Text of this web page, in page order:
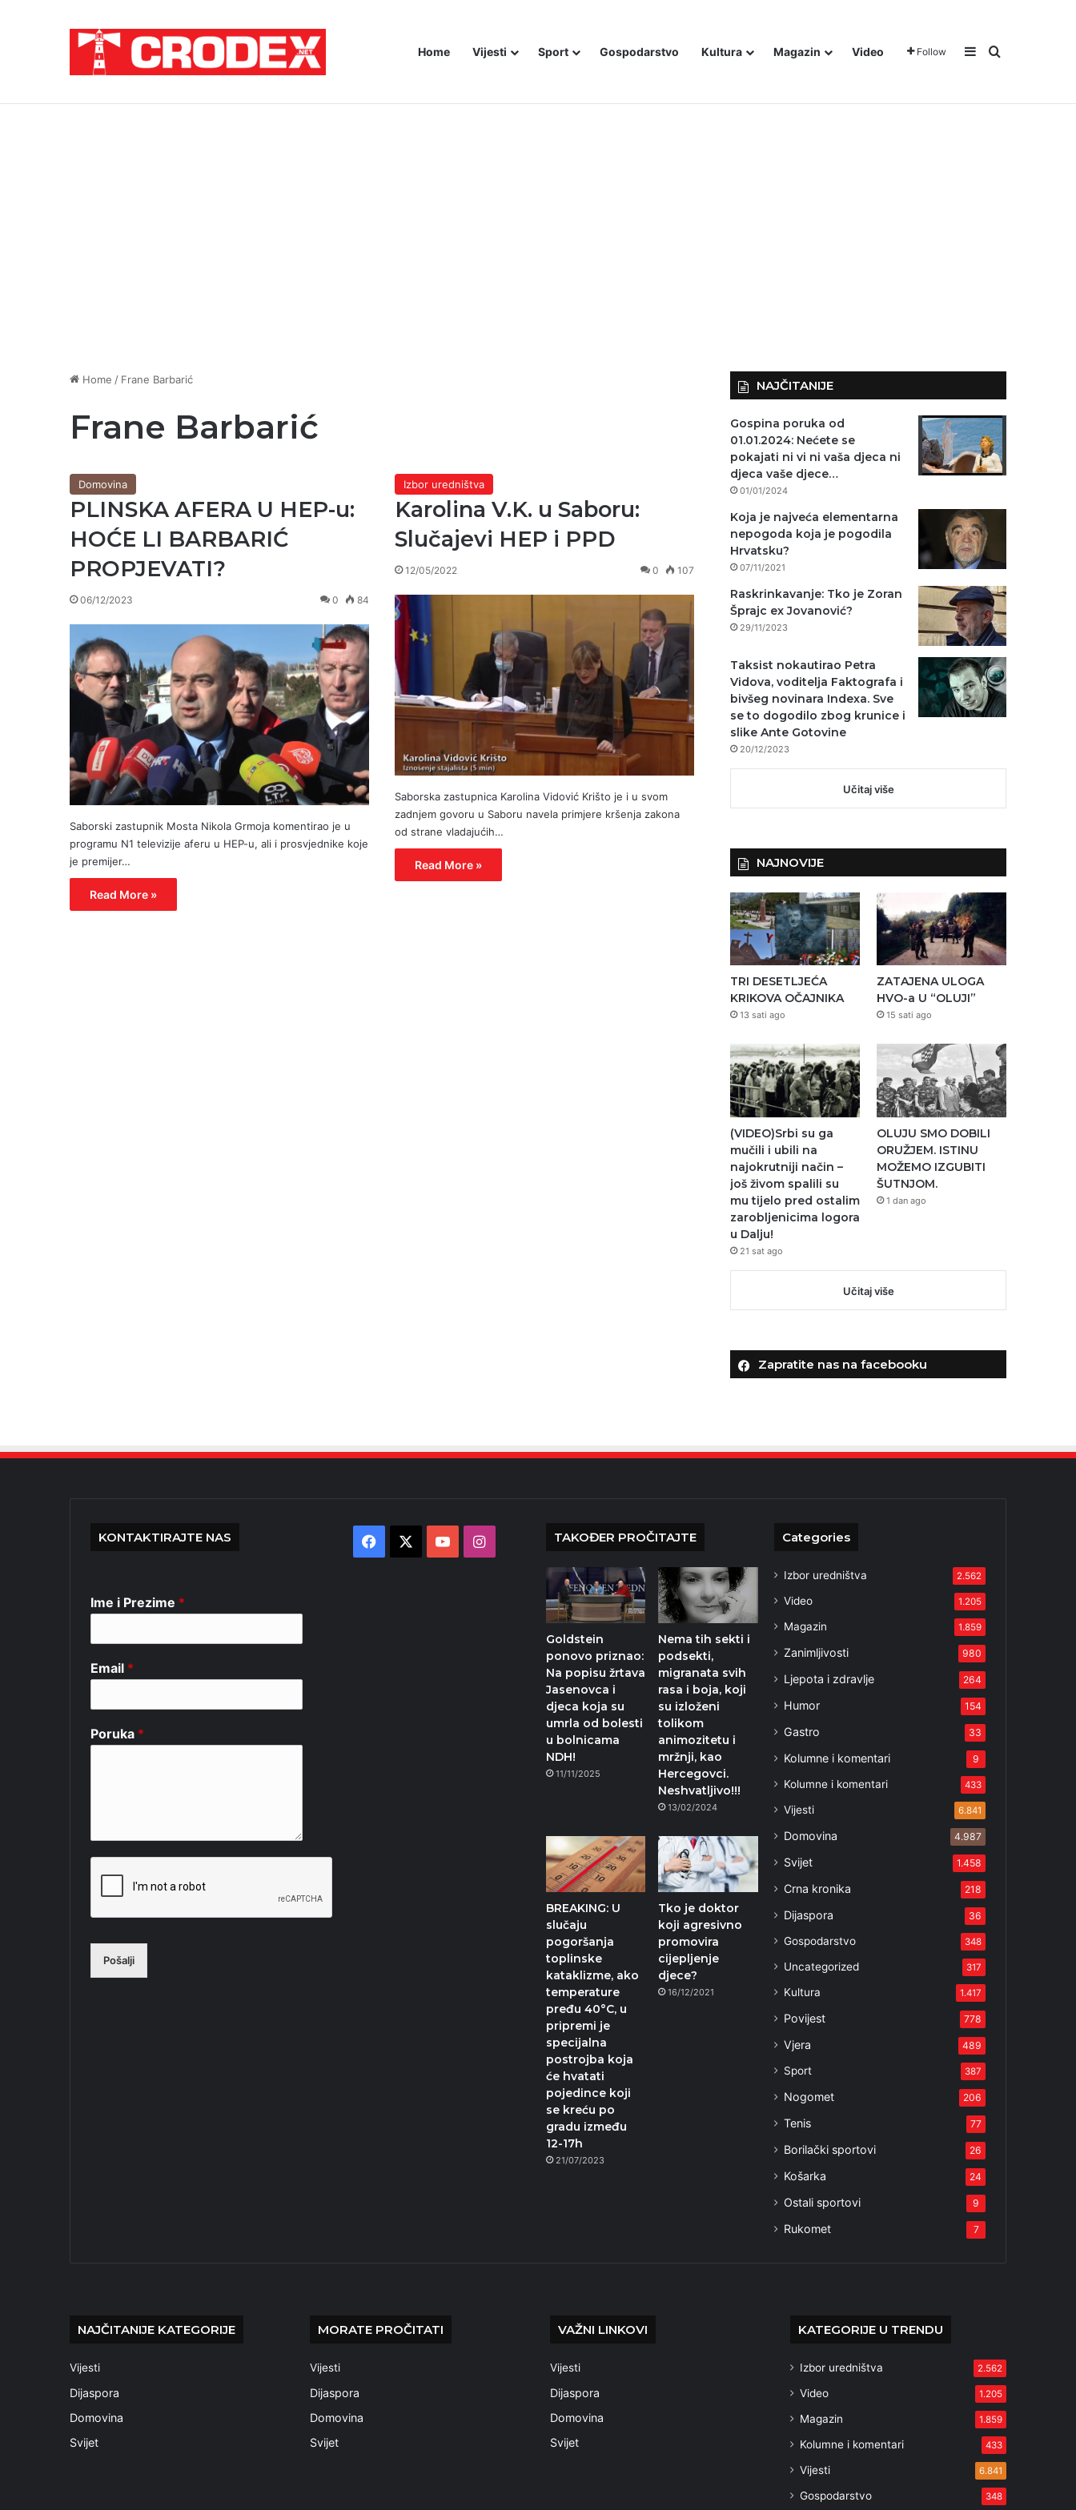
Home Vijesti Sport Gospodarstvo Kultura Magazin Video Follow Sidebar
Traži
Home / Frane Barbarić
Frane Barbarić
Domovina
PLINSKA AFERA U HEP-u:
HOĆE LI BARBARIĆ
PROPJEVATI?
06/12/2023 0 84
Saborski zastupnik Mosta Nikola Grmoja komentirao je u
programu N1 televizije aferu u HEP-u, ali i prosvjednike koje
je premijer…
Read More »
Izbor uredništva
Karolina V.K. u Saboru:
Slučajevi HEP i PPD
12/05/2022 0 107
Saborska zastupnica Karolina Vidović Krišto je i u svom
zadnjem govoru u Saboru navela primjere kršenja zakona
od strane vladajućih…
Read More »
NAJČITANIJE
Gospina poruka od
01.01.2024: Nećete se
pokajati ni vi ni vaša djeca ni
djeca vaše djece…
01/01/2024
Koja je najveća elementarna
nepogoda koja je pogodila
Hrvatsku?
07/11/2021
Raskrinkavanje: Tko je Zoran
Šprajc ex Jovanović?
29/11/2023
Taksist nokautirao Petra
Vidova, voditelja Faktografa i
bivšeg novinara Indexa. Sve
se to dogodilo zbog krunice i
slike Ante Gotovine
20/12/2023
Učitaj više
NAJNOVIJE
TRI DESETLJEĆA
KRIKOVA OČAJNIKA
13 sati ago
ZATAJENA ULOGA
HVO-a U “OLUJI”
15 sati ago
(VIDEO)Srbi su ga
mučili i ubili na
najokrutniji način –
još živom spalili su
mu tijelo pred ostalim
zarobljenicima logora
u Dalju!
21 sat ago
OLUJU SMO DOBILI
ORUŽJEM. ISTINU
MOŽEMO IZGUBITI
ŠUTNJOM.
1 dan ago
Učitaj više
Zapratite nas na facebooku
KONTAKTIRAJTE NAS
Ime i Prezime *
Email *
Poruka *
Pošalji
Facebook YouTubeInstagram TAKOĐER PROČITAJTE
Goldstein
ponovo priznao:
Na popisu žrtava
Jasenovca i
djeca koja su
umrla od bolesti
u bolnicama
NDH!
11/11/2025
Nema tih sekti i
podsekti,
migranata svih
rasa i boja, koji
su izloženi
tolikom
animozitetu i
mržnji, kao
Hercegovci.
Neshvatljivo!!!
13/02/2024
BREAKING: U
slučaju
pogoršanja
toplinske
kataklizme, ako
temperature
pređu 40°C, u
pripremi je
specijalna
postrojba koja
će hvatati
pojedince koji
se kreću po
gradu između
12-17h
21/07/2023
Tko je doktor
koji agresivno
promovira
cijepljenje
djece?
16/12/2021
Categories
Izbor uredništva 2.562
Video 1.205
Magazin 1.859
Zanimljivosti 980
Ljepota i zdravlje 264
Humor 154
Gastro 33
Kolumne i komentari 9
Kolumne i komentari 433
Vijesti 6.841
Domovina 4.987
Svijet 1.458
Crna kronika 218
Dijaspora 36
Gospodarstvo 348
Uncategorized 317
Kultura 1.417
Povijest 778
Vjera 489
Sport 387
Nogomet 206
Tenis 77
Borilački sportovi 26
Košarka 24
Ostali sportovi 9
Rukomet 7
NAJČITANIJE KATEGORIJE
Vijesti
Dijaspora
Domovina
Svijet
MORATE PROČITATI
Vijesti
Dijaspora
Domovina
Svijet
VAŽNI LINKOVI
Vijesti
Dijaspora
Domovina
Svijet
KATEGORIJE U TRENDU
Izbor uredništva 2.562
Video 1.205
Magazin 1.859
Kolumne i komentari 433
Vijesti 6.841
Gospodarstvo 348